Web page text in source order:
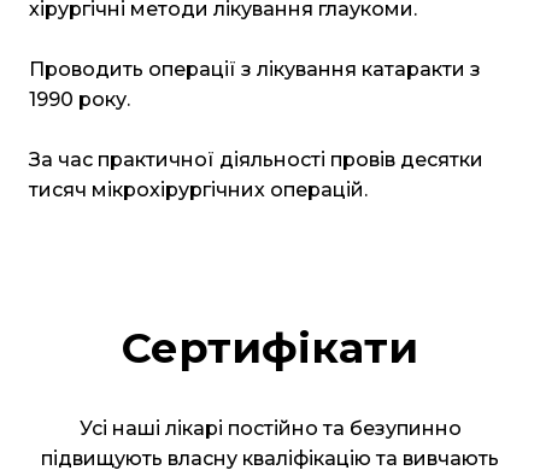
хірургічні методи лікування глаукоми.
Проводить операції з лікування катаракти з
1990 року.
За час практичної діяльності провів десятки
тисяч мікрохірургічних операцій.
Сертифікати
Усі наші лікарі постійно та безупинно
підвищують власну кваліфікацію та вивчають